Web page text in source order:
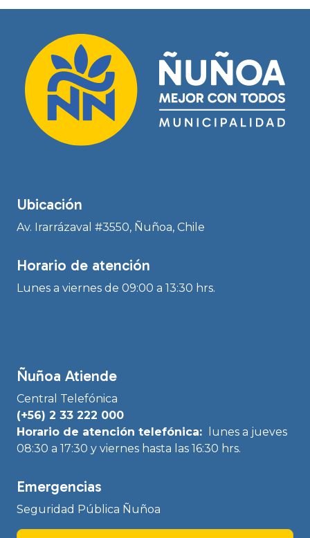
Ubicación
Av. Irarrázaval #3550, Ñuñoa, Chile
Horario de atención
Lunes a viernes de 09:00 a 13:30 hrs.
Ñuñoa Atiende
Central Telefónica
(+56) 2 33 222 000
Horario de atención telefónica:
lunes a jueves
08:30 a 17:30 y viernes hasta las 16:30 hrs.
Emergencias
Seguridad Pública Ñuñoa